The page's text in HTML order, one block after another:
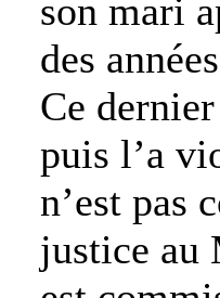
son mari
des
Ce
puis l’a
n’est pas
justice au